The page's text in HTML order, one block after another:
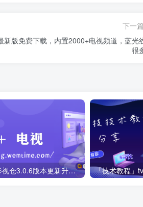
下一
新版免费下载，内置2000+电视频道，蓝光
很
tvbox影视仓3.0.6版本更新升级，附最新可用tvbox影视仓库接口地址！